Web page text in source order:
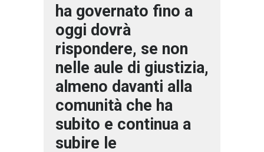
ha governato fino a
oggi dovrà
rispondere, se non
nelle aule di giustizia,
almeno davanti alla
comunità che ha
subito e continua a
subire le